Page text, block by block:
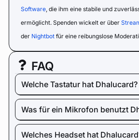
Software , die ihm eine stabile und
ermöglicht. Spenden wickelt er über
der Nightbot für eine reibungslose
FAQ
Welche Tastatur hat Dhalucard?
Was für ein Mikrofon benutzt
Welches Headset hat